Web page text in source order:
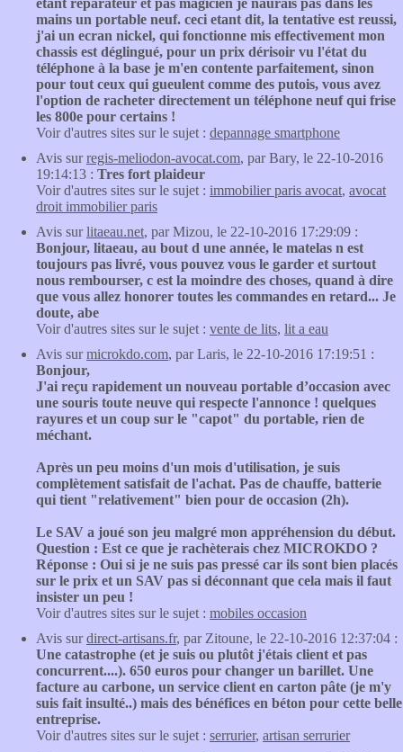
etant réparateur et pas magicien je naurais pas dans les
mains un portable neuf. ceci etant dit, la tentative est reussi,
j'ai un ecran nickel, qui fonctionne mis effectivement mon
chassis est déglingué, pour un prix dérisoir vu l'état du
téléphone à la base je m'en contente parfaitement, sinon
pour tout ceux qui gueulent comme des putois, vous avez
l'option de racheter directement un téléphone neuf qui frise
les 800e pour certains !
Voir d'autres sites sur le sujet : depannage smartphone
Avis surregis-meliodon-avocat.com, par Bary, le 22-10-2016
19:14:13 : Tres fort plaideur
Voir d'autres sites sur le sujet : immobilier paris avocat, avocat
droit immobilier paris
Avis surlitaeau.net, par Mizou, le 22-10-2016 17:29:09 :
Bonjour, litaeau, au bout d une année, le matelas n est
toujours pas livré, vous pouvez vous le garder et surtout
nous rembourser, c est la moindre des choses, quand à dire
que vous allez honorer toutes les commandes en retard... Je
doute, abe
Voir d'autres sites sur le sujet : vente de lits, lit a eau
Avis surmicrokdo.com, par Laris, le 22-10-2016 17:19:51 :
Bonjour,
J'ai reçu rapidement un nouveau portable d’occasion avec
une souris toute neuve qui respecte l'annonce ! quelques
rayures et un coup sur le "capot" du portable, rien de
méchant.
Après un peu moins d'un mois d'utilisation, je suis
complètement satisfait de l'achat. Pas de chauffe, batterie
qui tient "relativement" bien pour de occasion (2h).
Le SAV a joué son jeu malgré mon appréhension du début.
Question : Est ce que je rachèterais chez MICROKDO ?
Réponse : Oui si je ne suis pas pressé car ils sont bien placés
sur le prix et un SAV pas si déconnant que cela mais il faut
insister un peu !
Voir d'autres sites sur le sujet : mobiles occasion
Avis surdirect-artisans.fr, par Zitoune, le 22-10-2016 12:37:04 :
Une catastrophe (et je suis ou plutôt j'étais client et pas
concurrent....). 650 euros pour changer un barillet. Une
facture au carbone, un service client en carton pâte (je m'y
suis fait insulté..) mais des bénéfices en béton pour cette belle
entreprise.
Voir d'autres sites sur le sujet : serrurier, artisan serrurier